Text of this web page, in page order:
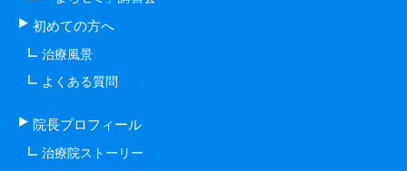
初めての方へ
治療風景
よくある質問
院長プロフィール
治療院ストーリー